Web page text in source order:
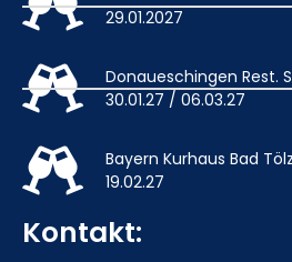
29.01.2027
Donaueschingen Rest.
30.01.27 / 06.03.27
Bayern Kurhaus Bad
19.02.27
Kontakt: